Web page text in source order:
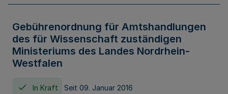
Gebührenordnung für Amtshandlungen
des für Wissenschaft zuständigen
Ministeriums des Landes Nordrhein-
Westfalen
In Kraft Seit 09. Januar 2016